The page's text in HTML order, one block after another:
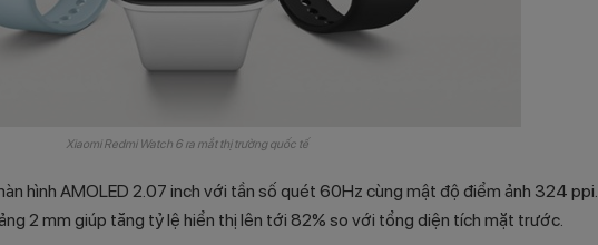
Xiaomi Redmi Watch 6 ra mắt thị trường quốc tế
hình AMOLED 2.07 inch với tần số quét 60Hz cùng mật độ điểm ảnh 324 ppi.
2 mm giúp tăng tỷ lệ hiển thị lên tới 82% so với tổng diện tích mặt trước.